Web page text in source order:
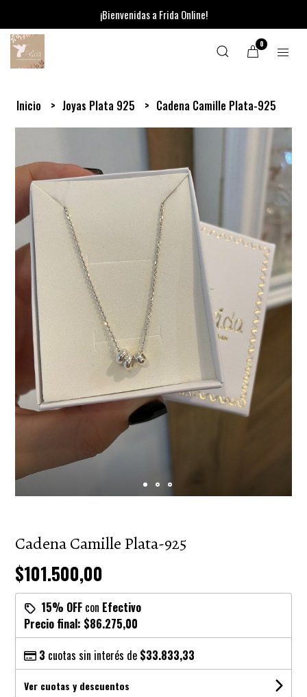
¡Bienvenidas a Frida Online!
0
Inicio Joyas Plata 925 Cadena Camille Plata-925
Cadena Camille Plata-925
$101.500,00
15% OFF con Efectivo
Precio final: $86.275,00
3 cuotas sin interés de $33.833,33
Ver cuotas y descuentos